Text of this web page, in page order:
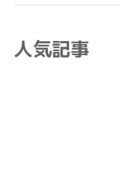
人気記事